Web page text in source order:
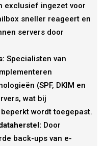
exclusief ingezet voor
sneller reageert en
servers door
Specialisten van
(SPF, DKIM en
wat bij
wordt toegepast.
Door
back-ups van e-